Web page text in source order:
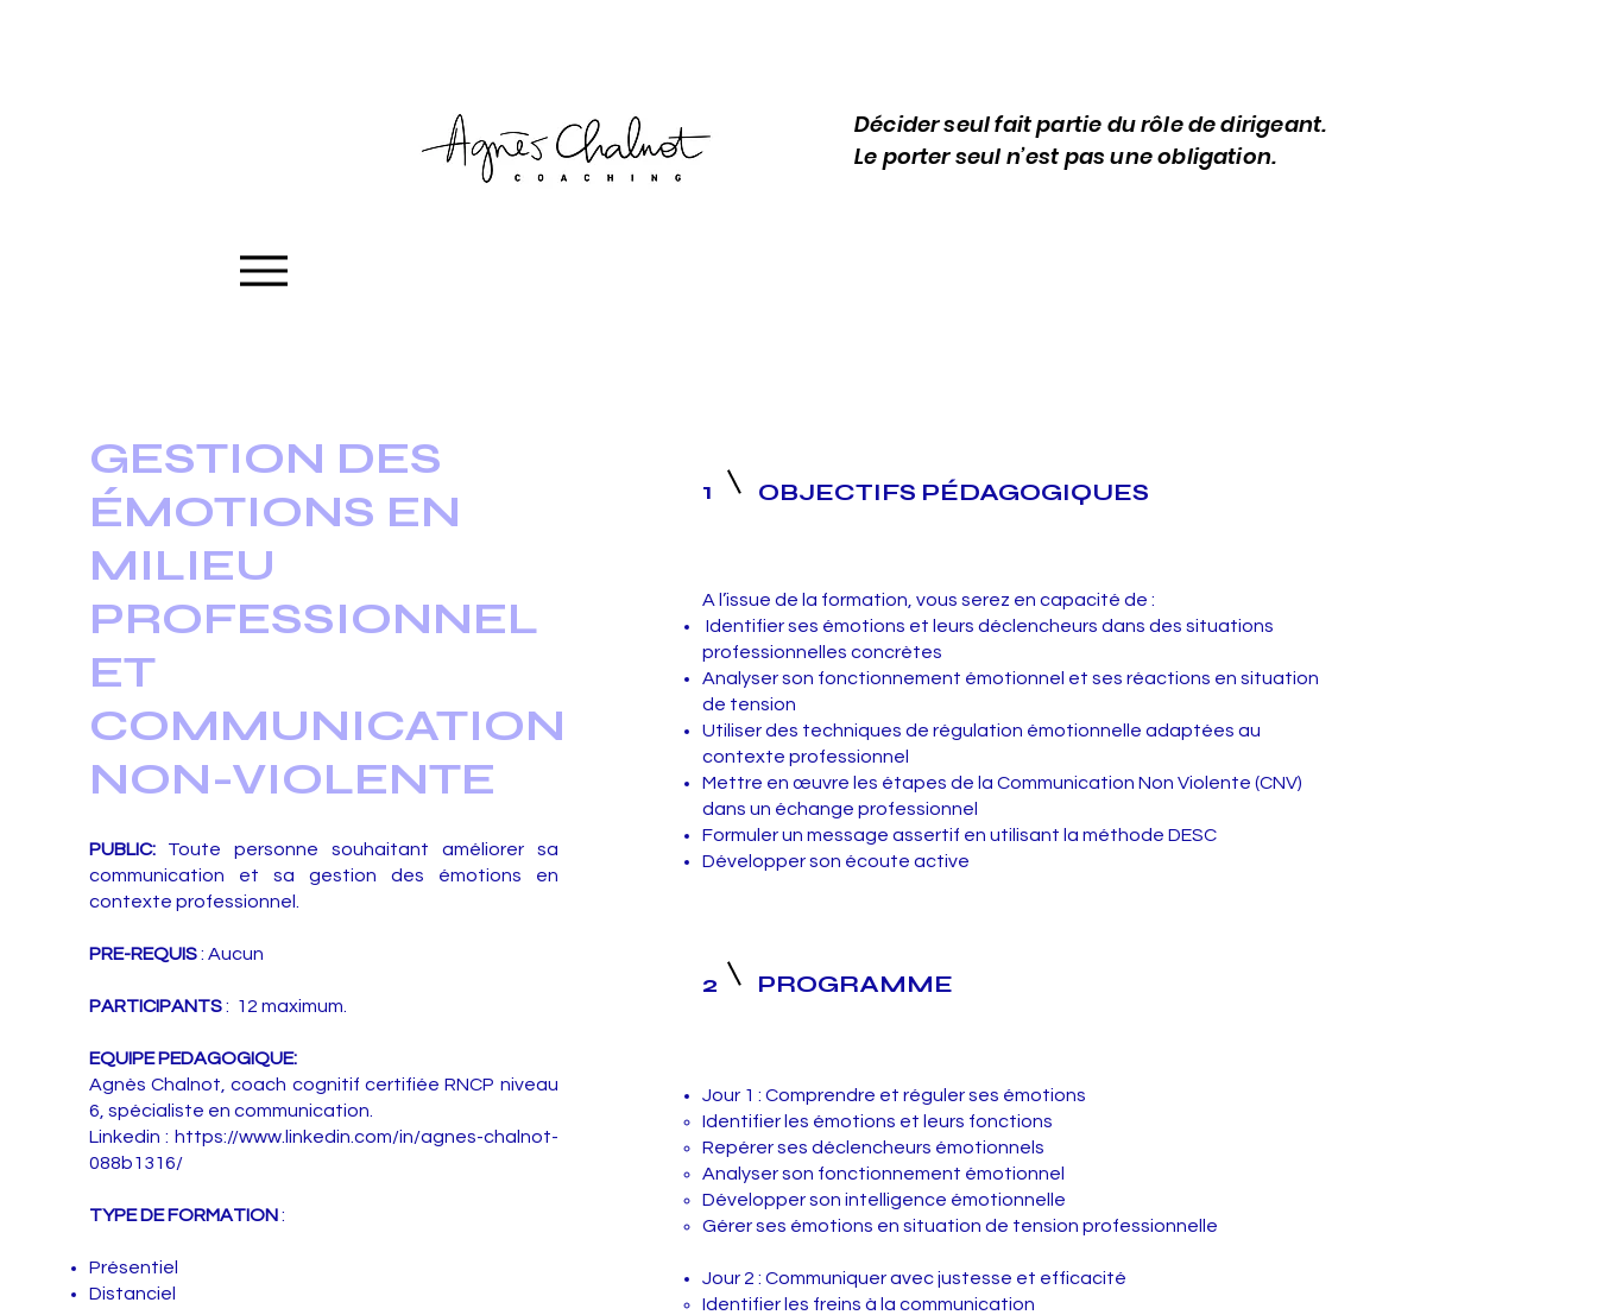
Décider seul fait partie du rôle de dirigeant.
Le porter seul n’est pas une obligation.
GESTION DES
ÉMOTIONS EN
MILIEU
PROFESSIONNEL
ET
COMMUNICATION
NON-VIOLENTE
PUBLIC: Toute personne souhaitant améliorer sa
communication et sa gestion des émotions en
contexte professionnel.
PRE-REQUIS: Aucun
PARTICIPANTS: 12 maximum.
EQUIPE PEDAGOGIQUE:
Agnès Chalnot, coach cognitif certifiée RNCP niveau
6, spécialiste en communication.
Linkedin : https://www.linkedin.com/in/agnes-chalnot-
088b1316/
TYPE DE FORMATION:
Présentiel
Distanciel
1 OBJECTIFS PÉDAGOGIQUES
A l’issue de la formation, vous serez en capacité de :
Identifier ses émotions et leurs déclencheurs dans des situations
professionnelles concrètes
Analyser son fonctionnement émotionnel et ses réactions en situation
de tension
Utiliser des techniques de régulation émotionnelle adaptées au
contexte professionnel
Mettre en œuvre les étapes de la Communication Non Violente (CNV)
dans un échange professionnel
Formuler un message assertif en utilisant la méthode DESC
Développer son écoute active
2 PROGRAMME
Jour 1 : Comprendre et réguler ses émotions
Identifier les émotions et leurs fonctions
Repérer ses déclencheurs émotionnels
Analyser son fonctionnement émotionnel
Développer son intelligence émotionnelle
Gérer ses émotions en situation de tension professionnelle
Jour 2 : Communiquer avec justesse et efficacité
Identifier les freins à la communication